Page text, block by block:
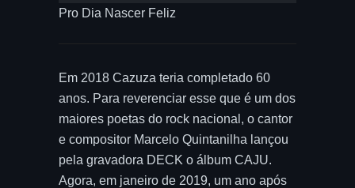
Pro Dia Nascer Feliz
Em 2018 Cazuza teria completado 60
anos. Para reverenciar esse que é um dos
maiores poetas do rock nacional, o cantor
e compositor Marcelo Quintanilha lançou
pela gravadora DECK o álbum CAJU.
Agora, em janeiro de 2019, um ano após